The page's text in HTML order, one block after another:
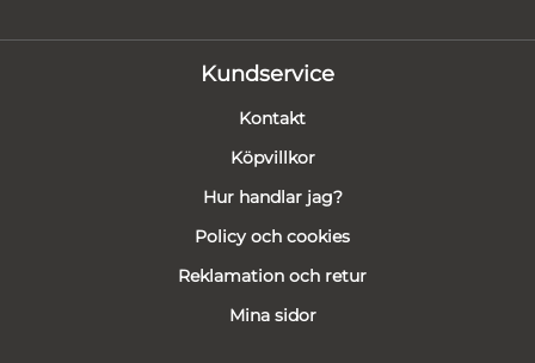
Kundservice
Kontakt
Köpvillkor
Hur handlar jag?
Policy och cookies
Reklamation och retur
Mina sidor